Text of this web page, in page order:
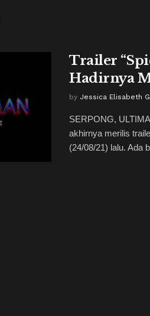
Trailer
Hadirnya
by Jessica Elisabeth
SERPONG,
akhirnya merilis
(24/08/21) lalu. Ada